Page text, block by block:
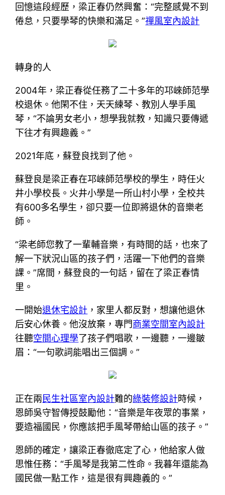
回憶這段經歷，梁正春仍然興奮：“完整感覺不到
倦怠，只要學琴的快樂和滿足。”禪風室內設計
轉身的人
2004年，梁正春從任務了二十多年的邛崍師范學
校退休。他閑不住，天天練琴、教別人學手風
琴，“不論男女老小，想學我就教，知識只要傳遞
下往才有興趣義。”
2021年底，蘇登良找到了他。
蘇登良是梁正春在邛崍師范學校的學生，時任火
井小學校長。火井小學是一所山村小學，全校共
有600多名學生，卻只要一位即將退休的音樂老
師。
“梁老師您教了一輩輔音樂，有時間的話，也來了
解一下狀況山區的孩子們，活躍一下他們的音樂
課。”席間，蘇登良的一句話，留在了梁正春情
里。
一開始退休宅設計 ，家里人都反對，想讓他退休
后安心休養。他沒放棄，專門商業空間室內設計
往聽空間心理學了孩子們唱歌，一邊聽，一邊皺
眉：“一句歌詞能唱出三個調。”
正在兩民生社區室內設計難的綠裝修設計時候，
恩師吳守智傳授鼓勵他：“音樂是年夜眾的事業，
要造福國民，你應該把手風琴帶給山區的孩子。”
恩師的確定，讓梁正春徹底定了心，他給家人做
思惟任務：“手風琴是我第二性命。我暮年還能為
國民做一點工作，這是很有興趣義的。”